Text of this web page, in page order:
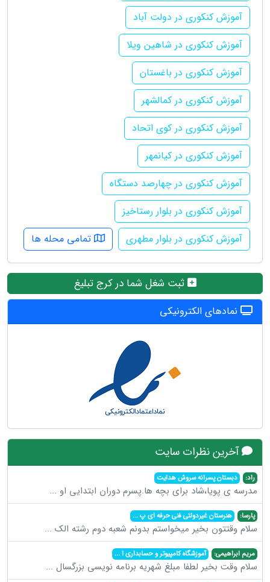
آموزش کنکوری در دولت آباد
آموزش کنکوری در شاهین ویلا
آموزش کنکوری در باغستان
آموزش کنکوری در کمالشهر
آموزش کنکوری در کوی اتحاد
آموزش کنکوری در کیانمهر
آموزش کنکوری در چهارصد دستگاه
آموزش کنکوری در بلوار رستاخیز
آموزش کنکوری در بلوار مطهری
تمامی محله ها
ثبت شغل شما در کرج تبلیغ
نمادهای الکترونیکی
آخرین نظرات سایت
راد: دبستان پسرانه سروش هدایت
مدرسه ی پویا،شاد برای بچه ها.پسرم دوران ابتدایی او ...
پارسا: هنرستان غیردولتی فنی حرفه ای پ...
سلام وقتتون بخیر میخواستم بدونم شعبه دوم رشته الک ...
مریم ابراهیمی: آموزشگاه کامپیوتر و حسابداری ا...
سلام وقت بخیر لطفا مبلغ شهریه برنامه نویسی بزرگسال ...